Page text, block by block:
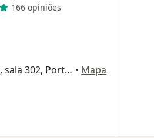
166 opiniões
Rua 24 de Outubro, 1100, sala 302, Porto Alegre • Mapa